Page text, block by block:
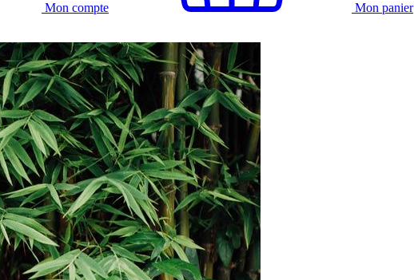
Mon compte
Mon panier